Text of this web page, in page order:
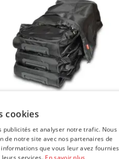
rangement L pour le set de Car-Bags
sur stock
cookies
publicités et analyser notre trafic. Nous
de notre site avec nos partenaires de
que vous leur avez fournies